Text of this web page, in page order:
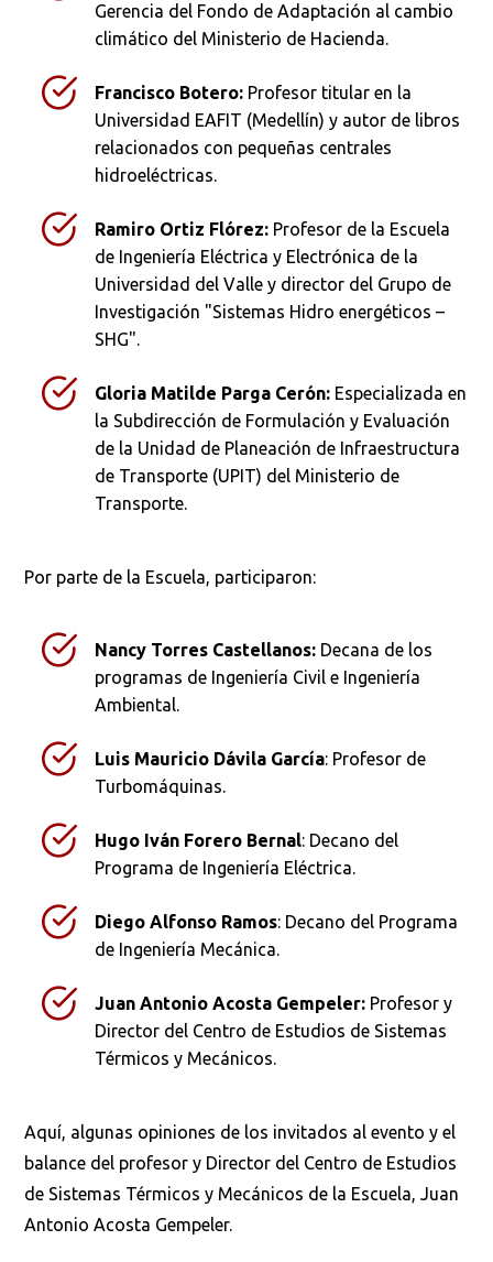
Gerencia del Fondo de Adaptación al cambio
climático del Ministerio de Hacienda.
Francisco Botero: Profesor titular en la
Universidad EAFIT (Medellín) y autor de libros
relacionados con pequeñas centrales
hidroeléctricas.
Ramiro Ortiz Flórez: Profesor de la Escuela
de Ingeniería Eléctrica y Electrónica de la
Universidad del Valle y director del Grupo de
Investigación "Sistemas Hidro energéticos –
SHG".
Gloria Matilde Parga Cerón: Especializada en
la Subdirección de Formulación y Evaluación
de la Unidad de Planeación de Infraestructura
de Transporte (UPIT) del Ministerio de
Transporte.
Por parte de la Escuela, participaron:
Nancy Torres Castellanos: Decana de los
programas de Ingeniería Civil e Ingeniería
Ambiental.
Luis Mauricio Dávila García: Profesor de
Turbomáquinas.
Hugo Iván Forero Bernal: Decano del
Programa de Ingeniería Eléctrica.
Diego Alfonso Ramos: Decano del Programa
de Ingeniería Mecánica.
Juan Antonio Acosta Gempeler: Profesor y
Director del Centro de Estudios de Sistemas
Térmicos y Mecánicos.
Aquí, algunas opiniones de los invitados al evento y el
balance del profesor y Director del Centro de Estudios
de Sistemas Térmicos y Mecánicos de la Escuela, Juan
Antonio Acosta Gempeler.